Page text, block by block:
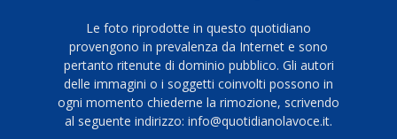
Le foto riprodotte in questo quotidiano
provengono in prevalenza da Internet e sono
pertanto ritenute di dominio pubblico. Gli autori
delle immagini o i soggetti coinvolti possono in
ogni momento chiederne la rimozione, scrivendo
al seguente indirizzo: info@quotidianolavoce.it.